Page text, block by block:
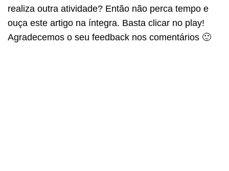
realiza outra atividade? Então não perca tempo e
ouça este artigo na íntegra. Basta clicar no play!
Agradecemos o seu feedback nos comentários 🙂